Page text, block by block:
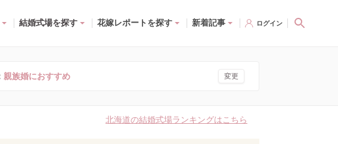
結婚式場を探す 花嫁レポートを探す 新着記事 ログイン
親族婚におすすめ 変更
北海道の結婚式場ランキングはこちら